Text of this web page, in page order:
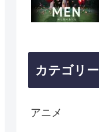
カテゴリー
アニメ